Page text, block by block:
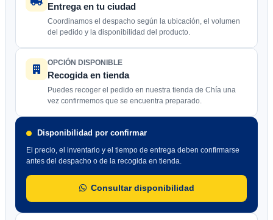
Entrega en tu ciudad
Coordinamos el despacho según la ubicación, el volumen
del pedido y la disponibilidad del producto.
OPCIÓN DISPONIBLE
Recogida en tienda
Puedes recoger el pedido en nuestra tienda de Chía una
vez confirmemos que se encuentra preparado.
Disponibilidad por confirmar
El precio, el inventario y el tiempo de entrega deben confirmarse
antes del despacho o de la recogida en tienda.
Consultar disponibilidad